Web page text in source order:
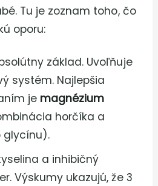
Tu je zoznam toho, čo
oporu:
základ. Uvoľňuje
systém. Najlepšia
je magnézium
horčíka a
glycínu).
a inhibičný
Výskumy ukazujú, že 3